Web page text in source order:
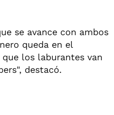
se avance con ambos
queda en el
que los laburantes van
destacó.